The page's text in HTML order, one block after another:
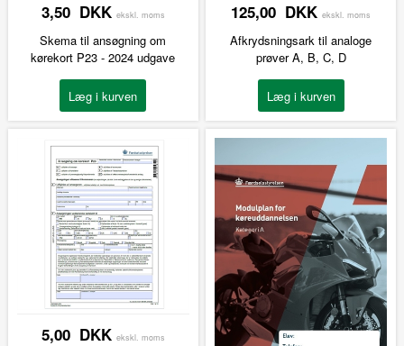
3,50 DKK ekskl. moms
Skema til ansøgning om
kørekort P23 - 2024 udgave
125,00 DKKekskl. moms
Afkrydsningsark til analoge
prøver A, B, C, D
5,00 DKK ekskl. moms